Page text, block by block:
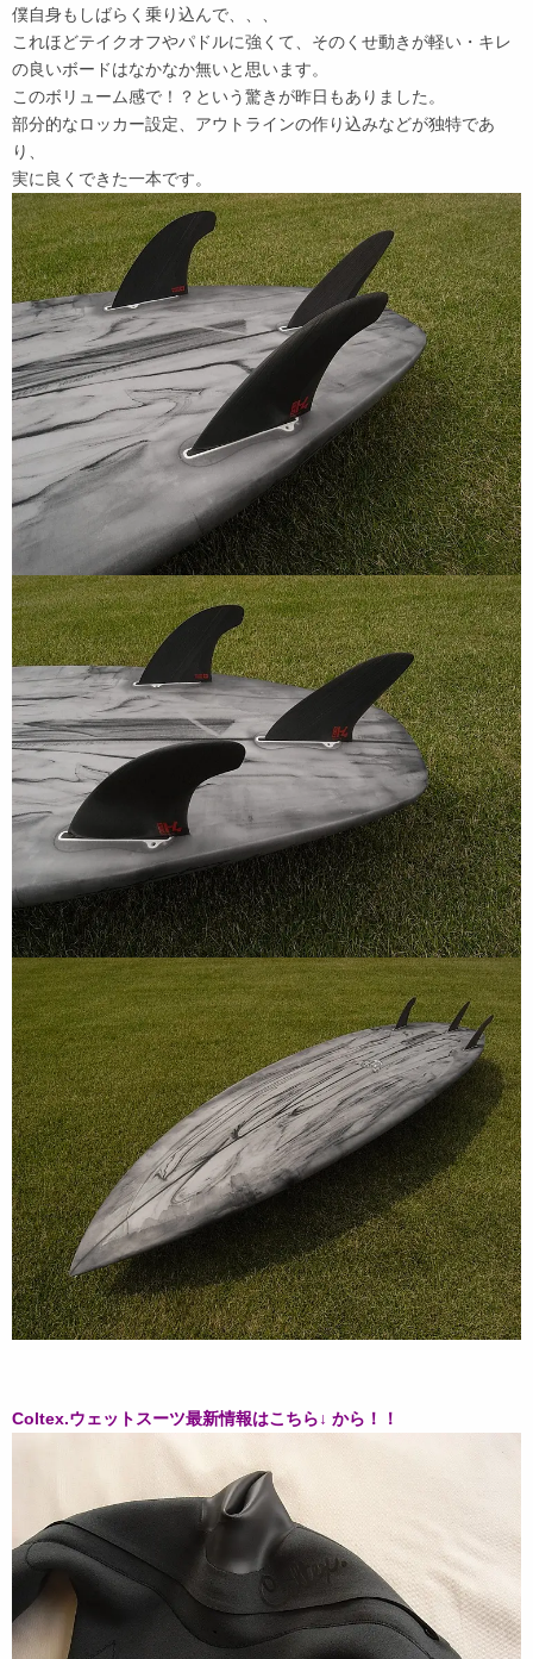
僕自身もしばらく乗り込んで、、、
これほどテイクオフやパドルに強くて、そのくせ動きが軽い・キレ
の良いボードはなかなか無いと思います。
このボリューム感で！？という驚きが昨日もありました。
部分的なロッカー設定、アウトラインの作り込みなどが独特であ
り、
実に良くできた一本です。
Coltex.ウェットスーツ最新情報はこちら↓ から！！